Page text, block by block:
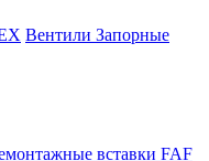
Вентили Запорные
вставки FAF